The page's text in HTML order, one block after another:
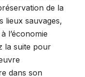
de la
lieux sauvages,
l’économie
la suite pour
dans son